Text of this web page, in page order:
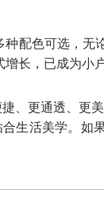
配色可选，无
长，已成为小户
、更通透、更
生活美学。如